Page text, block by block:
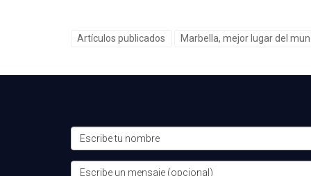
Artículos publicados Marbella, mejor lugar del